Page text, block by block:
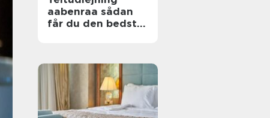
aabenraa sådan
får du den bedste